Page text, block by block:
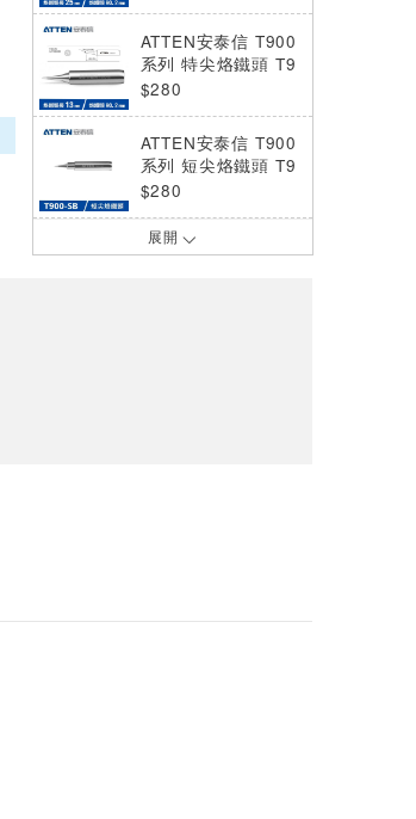
ATTEN安泰信 T900
系列 特尖烙鐵頭 T9
00-SI (5入)
$280
ATTEN安泰信 T900
系列 短尖烙鐵頭 T9
00-SB (5入)
$280
ATTEN安泰信 T900
展開